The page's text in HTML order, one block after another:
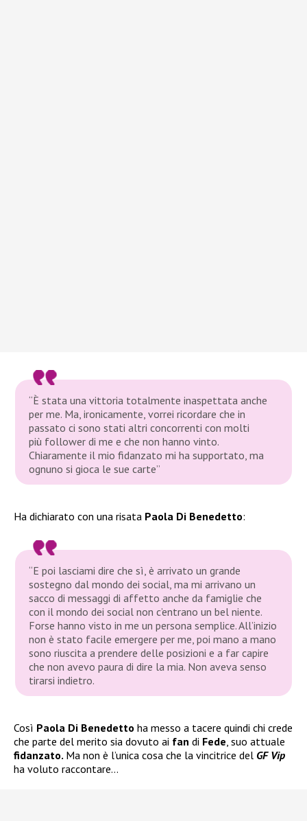
“È stata una vittoria totalmente inaspettata anche
per me. Ma, ironicamente, vorrei ricordare che in
passato ci sono stati altri concorrenti con molti
più follower di me e che non hanno vinto.
Chiaramente il mio fidanzato mi ha supportato, ma
ognuno si gioca le sue carte”
Ha dichiarato con una risata Paola Di Benedetto:
“E poi lasciami dire che sì, è arrivato un grande
sostegno dal mondo dei social, ma mi arrivano un
sacco di messaggi di affetto anche da famiglie che
con il mondo dei social non c’entrano un bel niente.
Forse hanno visto in me un persona semplice. All’inizio
non è stato facile emergere per me, poi mano a mano
sono riuscita a prendere delle posizioni e a far capire
che non avevo paura di dire la mia. Non aveva senso
tirarsi indietro.
Così Paola Di Benedetto ha messo a tacere quindi chi crede
che parte del merito sia dovuto ai fan di Fede , suo attuale
fidanzato. Ma non è l’unica cosa che la vincitrice del GF Vip
ha voluto raccontare…